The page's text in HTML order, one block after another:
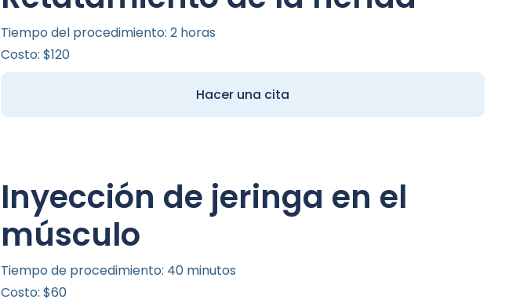
Tiempo del procedimiento: 2 horas
Costo: $120
Hacer una cita
Inyección de jeringa en el
músculo
Tiempo de procedimiento: 40 minutos
Costo: $60